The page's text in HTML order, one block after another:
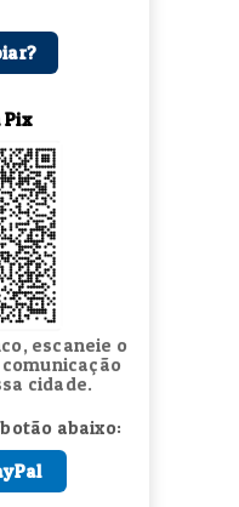
Pix
escaneie o
comunicação
cidade.
abaixo: